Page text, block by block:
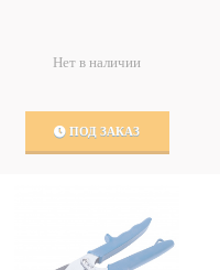
Нет в наличии
ПОД ЗАКАЗ